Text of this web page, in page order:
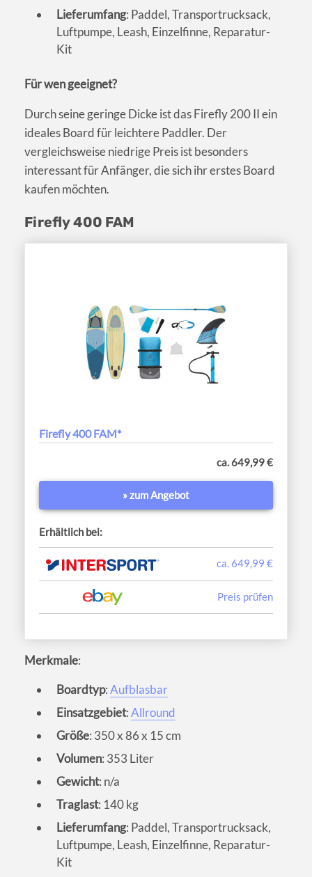
Lieferumfang: Paddel, Transportrucksack,
Luftpumpe, Leash, Einzelfinne, Reparatur-
Kit
Für wen geeignet?
Durch seine geringe Dicke ist das Firefly 200 II ein
ideales Board für leichtere Paddler. Der
vergleichsweise niedrige Preis ist besonders
interessant für Anfänger, die sich ihr erstes Board
kaufen möchten.
Firefly 400 FAM
Firefly 400 FAM*
ca. 649,99 €
» zum Angebot
Erhältlich bei:
ca. 649,99 €
Preis prüfen
Merkmale:
Boardtyp:Aufblasbar
Einsatzgebiet:Allround
Größe: 350 x 86 x 15 cm
Volumen: 353 Liter
Gewicht: n/a
Traglast: 140 kg
Lieferumfang: Paddel, Transportrucksack,
Luftpumpe, Leash, Einzelfinne, Reparatur-
Kit